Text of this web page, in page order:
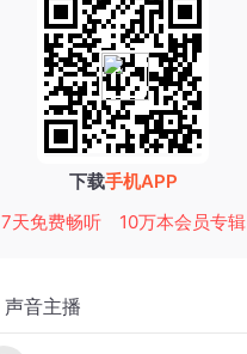
下载手机APP
7天免费畅听
10万本会员专辑
声音主播